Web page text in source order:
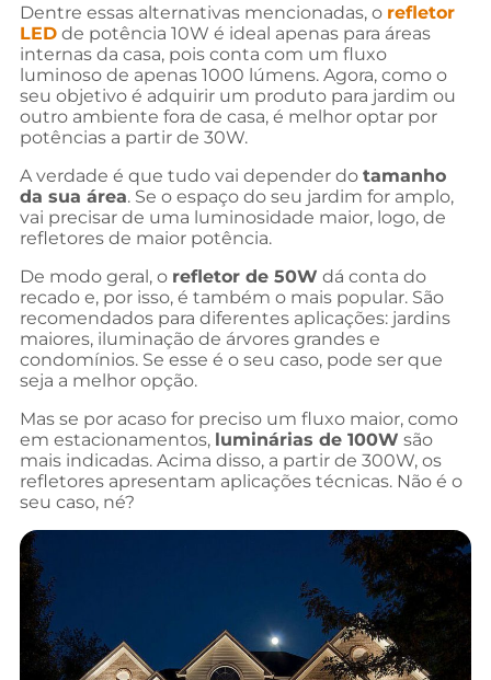
Dentre essas alternativas mencionadas, o refletor
LED de potência 10W é ideal apenas para áreas
internas da casa, pois conta com um fluxo
luminoso de apenas 1000 lúmens. Agora, como o
seu objetivo é adquirir um produto para jardim ou
outro ambiente fora de casa, é melhor optar por
potências a partir de 30W.
A verdade é que tudo vai depender do tamanho
da sua área. Se o espaço do seu jardim for amplo,
vai precisar de uma luminosidade maior, logo, de
refletores de maior potência.
De modo geral, o refletor de 50W dá conta do
recado e, por isso, é também o mais popular. São
recomendados para diferentes aplicações: jardins
maiores, iluminação de árvores grandes e
condomínios. Se esse é o seu caso, pode ser que
seja a melhor opção.
Mas se por acaso for preciso um fluxo maior, como
em estacionamentos, luminárias de 100W são
mais indicadas. Acima disso, a partir de 300W, os
refletores apresentam aplicações técnicas. Não é o
seu caso, né?